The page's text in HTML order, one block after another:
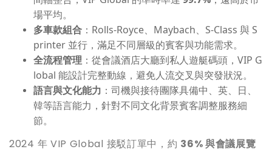
場平均。
多車款組合 ：Rolls-Royce、Maybach、S-Class 與 S
printer 並行，滿足不同層級的賓客與功能需求。
全流程管理 ：從會議酒店大廳到私人遊艇碼頭，VIP G
lobal 能設計完整動線，避免人流交叉與突發狀況。
語言與文化能力 ：司機與接待團隊具備中、英、日、
韓等語言能力，針對不同文化背景賓客調整服務細
節。
2024 年 VIP Global 接駁訂單中，約 36% 與會議展覽